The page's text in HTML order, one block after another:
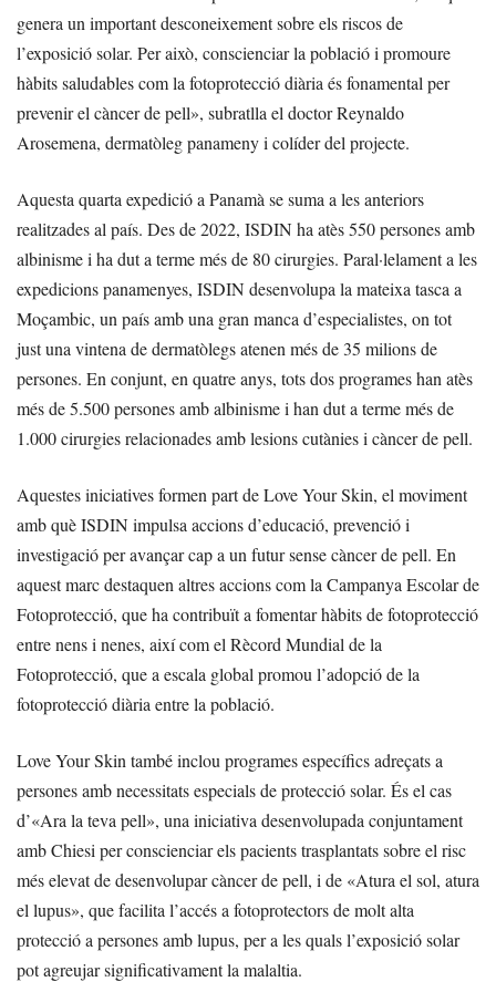
genera un important desconeixement sobre els riscos de
l’exposició solar. Per això, conscienciar la població i promoure
hàbits saludables com la fotoprotecció diària és fonamental per
prevenir el càncer de pell», subratlla el doctor Reynaldo
Arosemena, dermatòleg panameny i colíder del projecte.
Aquesta quarta expedició a Panamà se suma a les anteriors
realitzades al país. Des de 2022, ISDIN ha atès 550 persones amb
albinisme i ha dut a terme més de 80 cirurgies. Paral·lelament a les
expedicions panamenyes, ISDIN desenvolupa la mateixa tasca a
Moçambic, un país amb una gran manca d’especialistes, on tot
just una vintena de dermatòlegs atenen més de 35 milions de
persones. En conjunt, en quatre anys, tots dos programes han atès
més de 5.500 persones amb albinisme i han dut a terme més de
1.000 cirurgies relacionades amb lesions cutànies i càncer de pell.
Aquestes iniciatives formen part de Love Your Skin, el moviment
amb què ISDIN impulsa accions d’educació, prevenció i
investigació per avançar cap a un futur sense càncer de pell. En
aquest marc destaquen altres accions com la Campanya Escolar de
Fotoprotecció, que ha contribuït a fomentar hàbits de fotoprotecció
entre nens i nenes, així com el Rècord Mundial de la
Fotoprotecció, que a escala global promou l’adopció de la
fotoprotecció diària entre la població.
Love Your Skin també inclou programes específics adreçats a
persones amb necessitats especials de protecció solar. És el cas
d’«Ara la teva pell», una iniciativa desenvolupada conjuntament
amb Chiesi per conscienciar els pacients trasplantats sobre el risc
més elevat de desenvolupar càncer de pell, i de «Atura el sol, atura
el lupus», que facilita l’accés a fotoprotectors de molt alta
protecció a persones amb lupus, per a les quals l’exposició solar
pot agreujar significativament la malaltia.